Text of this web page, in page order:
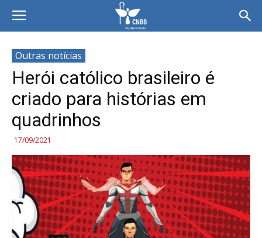
Outras notícias
Herói católico brasileiro é
criado para histórias em
quadrinhos
17/09/2021